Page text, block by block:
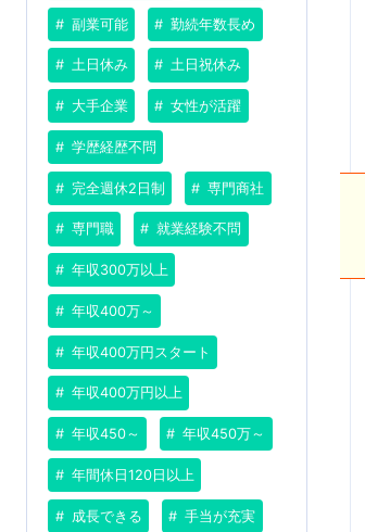
副業可能 勤続年数長め
土日休み 土日祝休み
大手企業 女性が活躍
学歴経歴不問
完全週休2日制 専門商社
専門職 就業経験不問
年収300万以上
年収400万～
年収400万円スタート
年収400万円以上
年収450～ 年収450万～
年間休日120日以上
成長できる 手当が充実